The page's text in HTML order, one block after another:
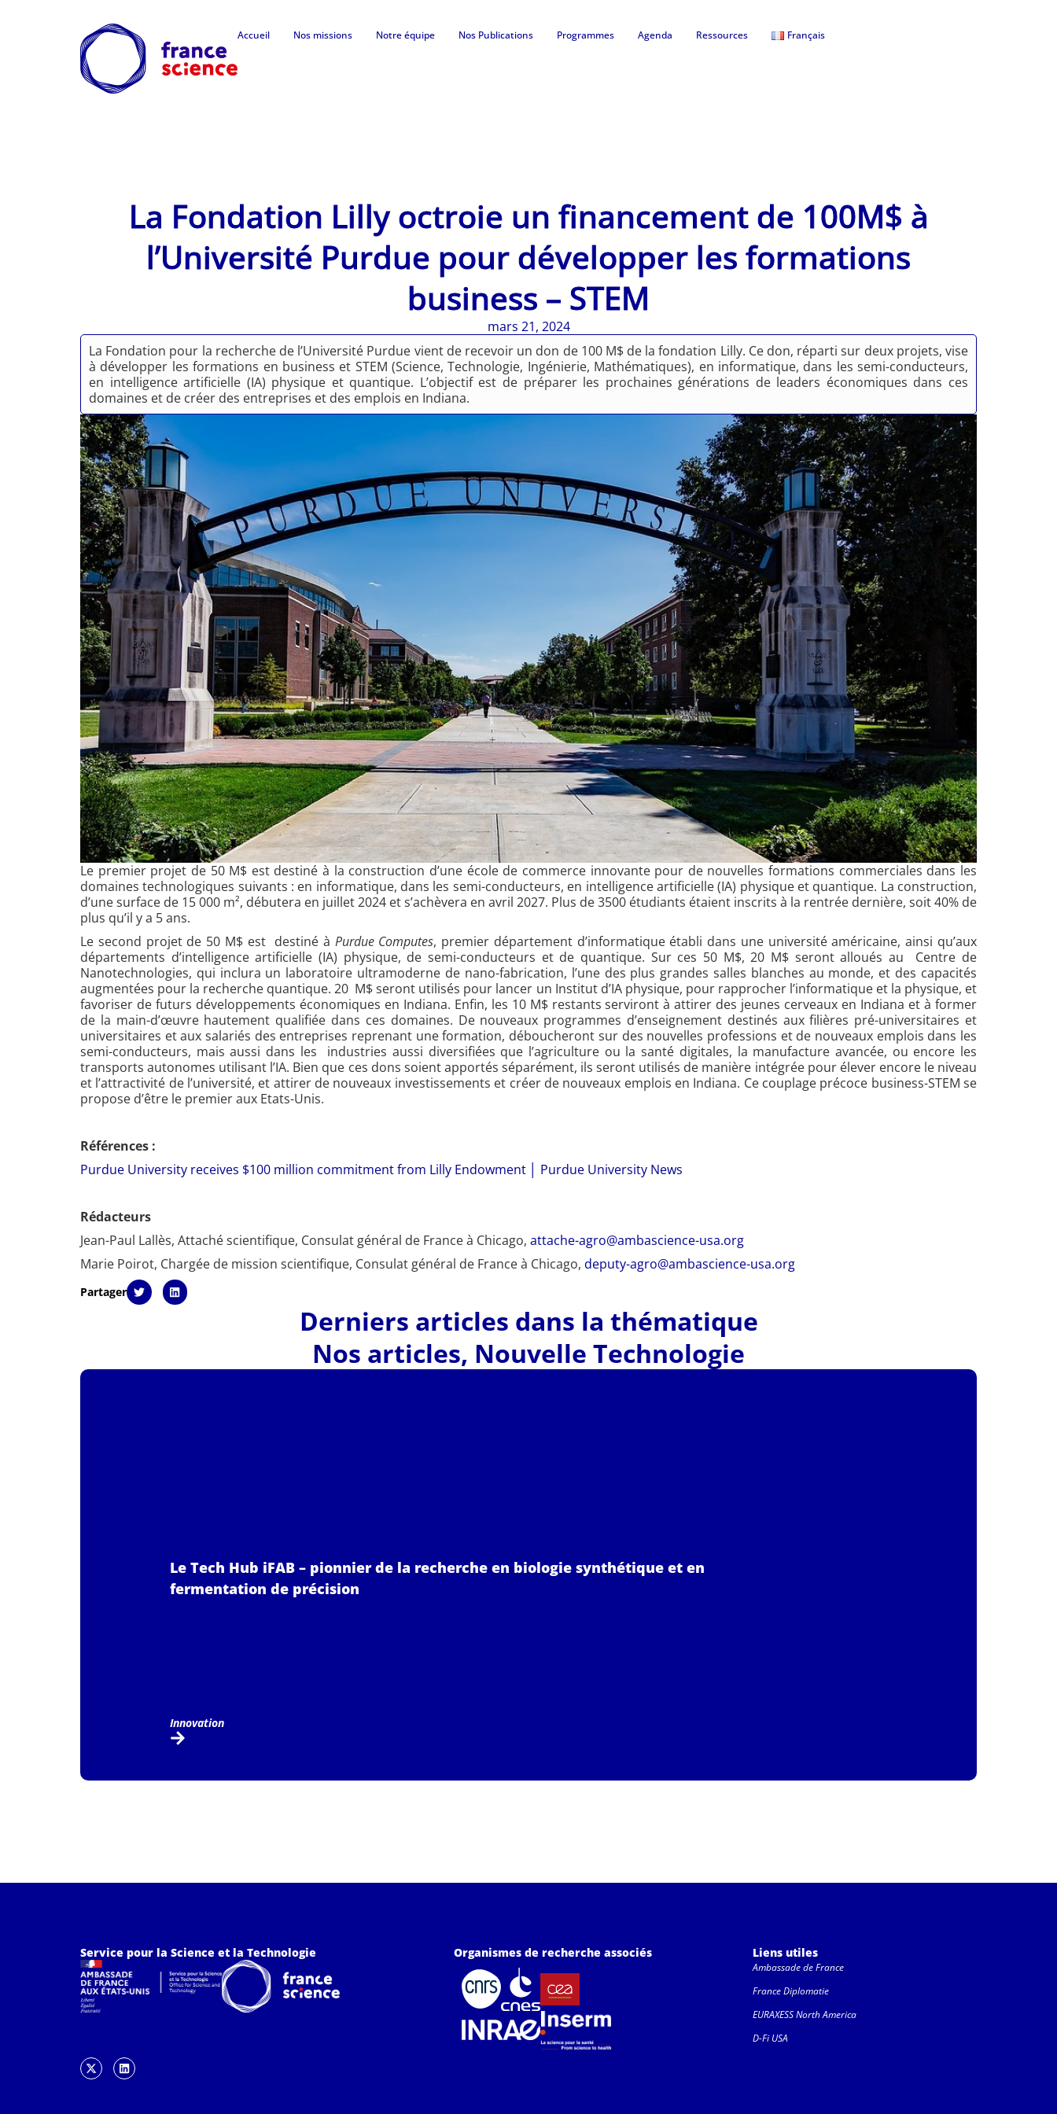
Accueil Nos missions Notre équipe Nos Publications Programmes Agenda Ressources Français
La Fondation Lilly octroie un financement de 100M$ à
l’Université Purdue pour développer les formations
business – STEM
mars 21, 2024
La Fondation pour la recherche de l’Université Purdue vient de recevoir un don de 100 M$ de la fondation Lilly. Ce don, réparti sur deux projets, vise
à développer les formations en business et STEM (Science, Technologie, Ingénierie, Mathématiques), en informatique, dans les semi-conducteurs,
en intelligence artificielle (IA) physique et quantique. L’objectif est de préparer les prochaines générations de leaders économiques dans ces
domaines et de créer des entreprises et des emplois en Indiana.
Le premier projet de 50 M$ est destiné à la construction d’une école de commerce innovante pour de nouvelles formations commerciales dans les
domaines technologiques suivants : en informatique, dans les semi-conducteurs, en intelligence artificielle (IA) physique et quantique. La construction,
d’une surface de 15 000 m², débutera en juillet 2024 et s’achèvera en avril 2027. Plus de 3500 étudiants étaient inscrits à la rentrée dernière, soit 40% de
plus qu’il y a 5 ans.
Le second projet de 50 M$ est destiné à Purdue Computes, premier département d’informatique établi dans une université américaine, ainsi qu’aux
départements d’intelligence artificielle (IA) physique, de semi-conducteurs et de quantique. Sur ces 50 M$, 20 M$ seront alloués au Centre de
Nanotechnologies, qui inclura un laboratoire ultramoderne de nano-fabrication, l’une des plus grandes salles blanches au monde, et des capacités
augmentées pour la recherche quantique. 20 M$ seront utilisés pour lancer un Institut d’IA physique, pour rapprocher l’informatique et la physique, et
favoriser de futurs développements économiques en Indiana. Enfin, les 10 M$ restants serviront à attirer des jeunes cerveaux en Indiana et à former
de la main-d’œuvre hautement qualifiée dans ces domaines. De nouveaux programmes d’enseignement destinés aux filières pré-universitaires et
universitaires et aux salariés des entreprises reprenant une formation, déboucheront sur des nouvelles professions et de nouveaux emplois dans les
semi-conducteurs, mais aussi dans les industries aussi diversifiées que l’agriculture ou la santé digitales, la manufacture avancée, ou encore les
transports autonomes utilisant l’IA. Bien que ces dons soient apportés séparément, ils seront utilisés de manière intégrée pour élever encore le niveau
et l’attractivité de l’université, et attirer de nouveaux investissements et créer de nouveaux emplois en Indiana. Ce couplage précoce business-STEM se
propose d’être le premier aux Etats-Unis.
Références :
Purdue University receives $100 million commitment from Lilly Endowment │ Purdue University News
Rédacteurs
Jean-Paul Lallès, Attaché scientifique, Consulat général de France à Chicago, attache-agro@ambascience-usa.org
Marie Poirot, Chargée de mission scientifique, Consulat général de France à Chicago, deputy-agro@ambascience-usa.org
Partager
Derniers articles dans la thématique
Nos articles, Nouvelle Technologie
Le Tech Hub iFAB – pionnier de la recherche en biologie synthétique et en
fermentation de précision
Innovation
Service pour la Science et la Technologie Organismes de recherche associés Liens utiles
Ambassade de France
France Diplomatie
EURAXESS North America
D-Fi USA